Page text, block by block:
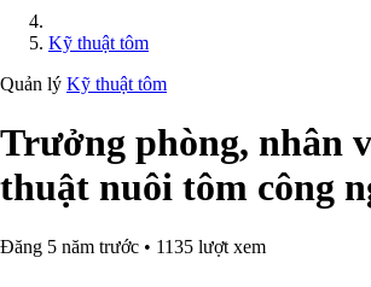
Kỹ thuật tôm
Quản lý Kỹ thuật tôm
Trưởng phòng, nhân
thuật nuôi tôm công
Đăng 5 năm trước • 1135 lượt xem